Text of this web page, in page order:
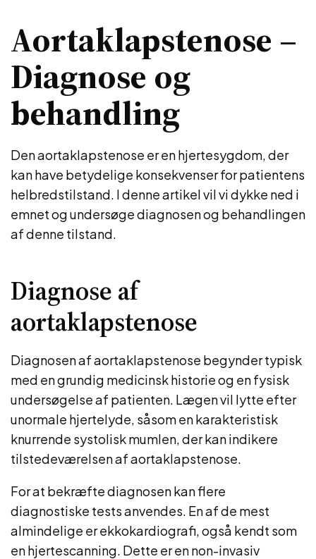
Aortaklapstenose –
Diagnose og
behandling
Den aortaklapstenose er en hjertesygdom, der
kan have betydelige konsekvenser for patientens
helbredstilstand. I denne artikel vil vi dykke ned i
emnet og undersøge diagnosen og behandlingen
af denne tilstand.
Diagnose af
aortaklapstenose
Diagnosen af aortaklapstenose begynder typisk
med en grundig medicinsk historie og en fysisk
undersøgelse af patienten. Lægen vil lytte efter
unormale hjertelyde, såsom en karakteristisk
knurrende systolisk mumlen, der kan indikere
tilstedeværelsen af aortaklapstenose.
For at bekræfte diagnosen kan flere
diagnostiske tests anvendes. En af de mest
almindelige er ekkokardiografi, også kendt som
en hjertescanning. Dette er en non-invasiv